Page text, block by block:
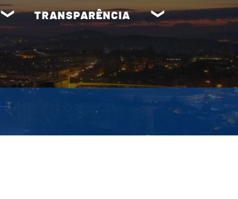
TRANSPARÊNCIA